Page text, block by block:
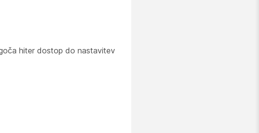
hiter dostop do nastavitev